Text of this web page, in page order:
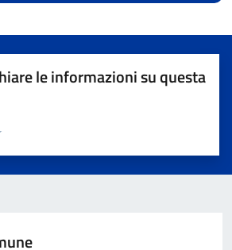
le informazioni su questa
5 stelle su 5
stelle su 5
su 5
5